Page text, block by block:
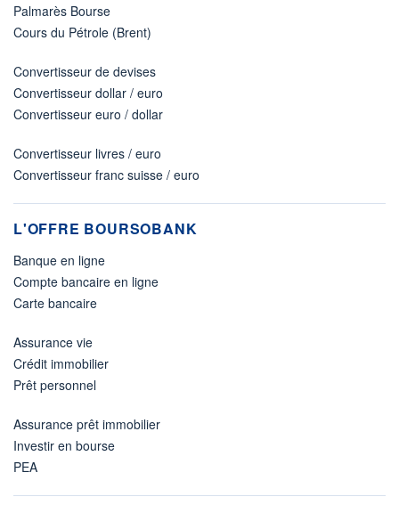
Palmarès Bourse
Cours du Pétrole (Brent)
Convertisseur de devises
Convertisseur dollar / euro
Convertisseur euro / dollar
Convertisseur livres / euro
Convertisseur franc suisse / euro
L'OFFRE BOURSOBANK
Banque en ligne
Compte bancaire en ligne
Carte bancaire
Assurance vie
Crédit immobilier
Prêt personnel
Assurance prêt immobilier
Investir en bourse
PEA